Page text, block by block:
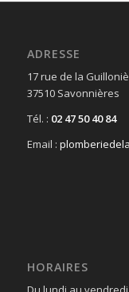
ADRESSE
17 rue de la
37510 Savonnières
Tél. : 02 47 50 40 84
Email :
HORAIRES